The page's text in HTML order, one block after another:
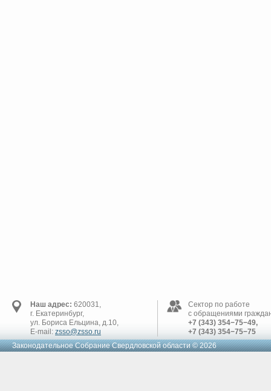
Наш адрес: 620031,
г. Екатеринбург,
ул. Бориса Ельцина, д.10,
E-mail: zsso@zsso.ru
Сектор по работе
с обращениями
+7 (343) 354−75−49,
+7 (343) 354−75−75
Законодательное Cобрание Свердловской области © 2026